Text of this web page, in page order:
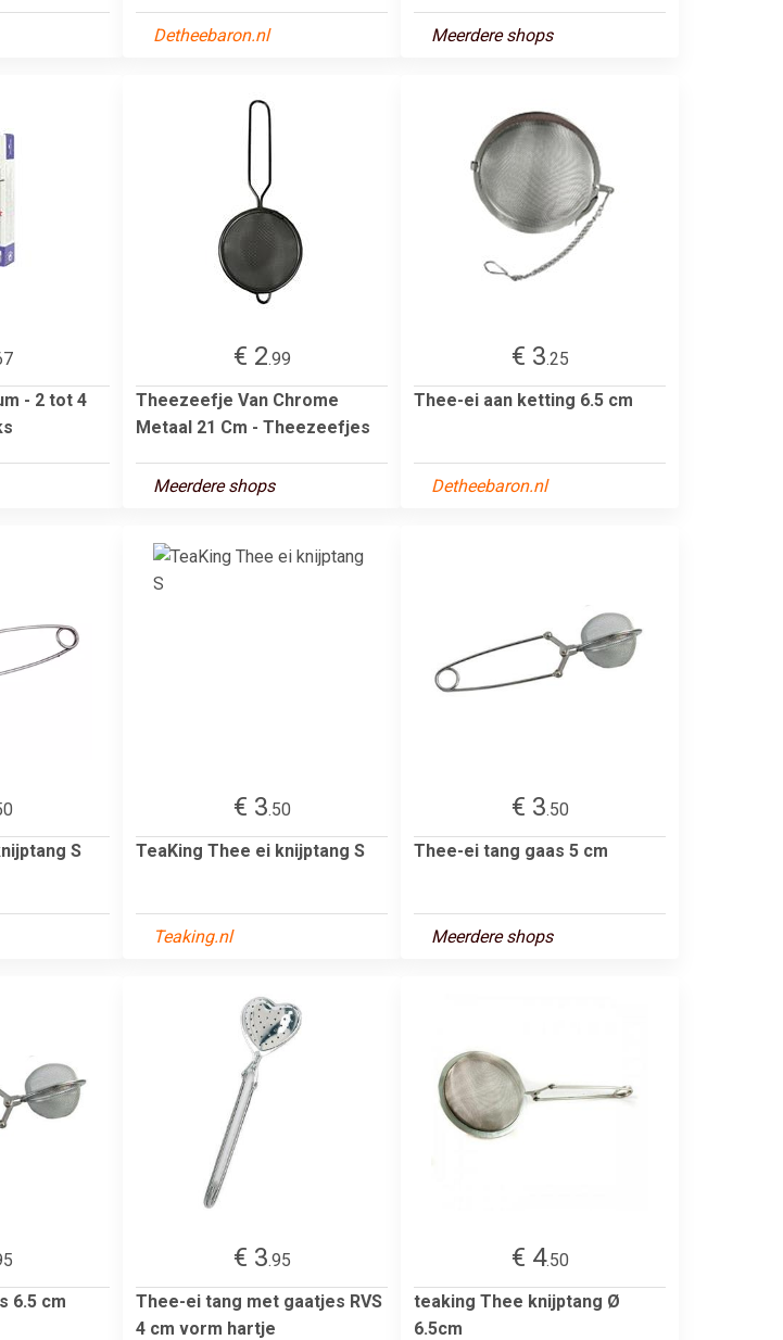
Detheebaron.nl Meerdere shops
- 2 tot 4
€ 2.99
Theezeefje Van Chrome
Metaal 21 Cm - Theezeefjes
Meerdere shops
€ 3.25
Thee-ei aan ketting 6.5 cm
Detheebaron.nl
S
€ 3.50
TeaKing Thee ei knijptang S
Teaking.nl
€ 3.50
Thee-ei tang gaas 5 cm
Meerdere shops
6.5 cm
€ 3.95
Thee-ei tang met gaatjes RVS
4 cm vorm hartje
€ 4.50
teaking Thee knijptang Ø
6.5cm